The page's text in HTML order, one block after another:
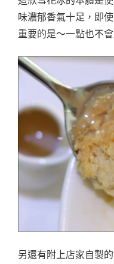
味濃郁香氣十足，即
重要的是～一點也不會
另還有附上店家自製